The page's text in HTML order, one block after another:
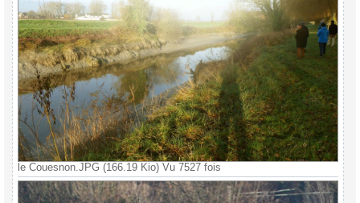
le Couesnon.JPG (166.19 Kio) Vu 7527 fois